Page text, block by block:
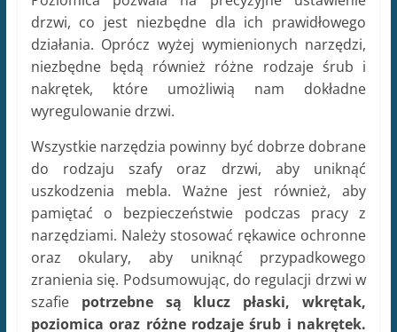
drzwi, co jest niezbędne dla ich prawidłowego
działania. Oprócz wyżej wymienionych narzędzi,
niezbędne będą również różne rodzaje śrub i
nakrętek, które umożliwią nam dokładne
wyregulowanie drzwi.
Wszystkie narzędzia powinny być dobrze dobrane
do rodzaju szafy oraz drzwi, aby uniknąć
uszkodzenia mebla. Ważne jest również, aby
pamiętać o bezpieczeństwie podczas pracy z
narzędziami. Należy stosować rękawice ochronne
oraz okulary, aby uniknąć przypadkowego
zranienia się. Podsumowując, do regulacji drzwi w
szafiepotrzebne są klucz płaski, wkrętak,
poziomica oraz różne rodzaje śrub i nakrętek.